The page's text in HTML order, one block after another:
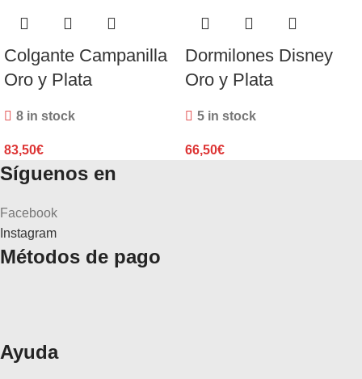
Colgante Campanilla
Oro y Plata
8 in stock
83,50€
Dormilones Disney
Oro y Plata
5 in stock
66,50€
Síguenos en
Facebook
Instagram
Métodos de pago
Ayuda